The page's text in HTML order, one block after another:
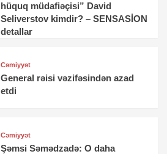
hüquq müdafiəçisi” David
Seliverstov kimdir? – SENSASİON
detallar
Cəmiyyət
General rəisi vəzifəsindən azad
etdi
Cəmiyyət
Şəmsi Səmədzadə: O daha